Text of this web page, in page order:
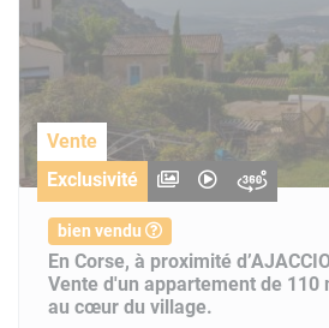
Vente
Exclusivité
bien vendu
En Corse, à proximité
Vente d'un appartement de 110
au cœur du village.